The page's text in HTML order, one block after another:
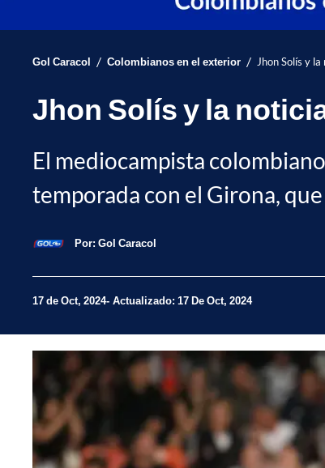
Gol Caracol / Colombianos en el exterior / Jhon Solís y
Jhon Solís y la
El mediocampista
temporada con el Girona,
Por: Gol Caracol
17 de Oct, 2024 Actualizado: 17 De Oct, 2024